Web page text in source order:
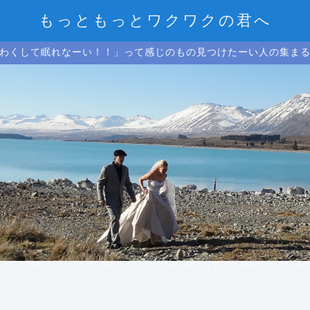
もっともっとワクワクの君へ
くして眠れなーい！！」って感じのもの見つけたーい人の集ま